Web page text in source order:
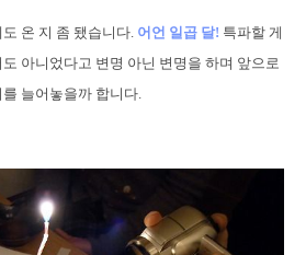
온 지 좀 됐습니다. 어언 일곱 달! 특파할 게
아니었다고 변명 아닌 변명을 하며 앞으로
늘어놓을까 합니다.